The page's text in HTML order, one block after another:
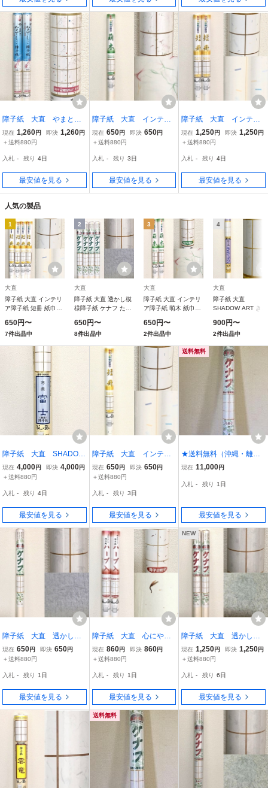
障子紙 大直 やまとな
でしこ障子紙 笹の葉
紙巾94cm×紙長さ3.6m
現在 1,260円 即決 1,260円
＋送料880円
入札 - 残り 4日
最安値を見る
障子紙 大直 インテリ
ア障子紙 萌木 紙巾94c
m×紙長さ3.6m 障子2枚
現在 650円 即決 650円
＋送料880円
入札 - 残り 3日
最安値を見る
障子紙 大直 インテリ
ア障子紙 短冊 紙巾94c
m×紙長さ3.6m 障子2枚
現在 1,250円 即決 1,250円
＋送料880円
入札 - 残り 4日
最安値を見る
人気の製品
1
大直
障子紙 大直 インテリ
ア障子紙 短冊 紙巾
子2枚分
650円〜
7件出品中
2
大直
障子紙 大直 透かし模
様障子紙 ケナフ たけ
3.6m 障子2枚分
650円〜
8件出品中
3
大直
障子紙 大直 インテリ
ア障子紙 萌木 紙巾
子2枚分
650円〜
2件出品中
4
大直
障子紙 大直
SHADOW ART きき
さ8m 障子4枚分
900円〜
2件出品中
障子紙 大直 SHADOW
ART 寒漉 富士 無
地 紙巾94cm×紙長さ30
現在 4,000円 即決 4,000円
＋送料880円
入札 - 残り 4日
最安値を見る
障子紙 大直 インテリ
ア障子紙 短冊 紙巾94c
m×紙長さ3.6m 障子2枚
現在 650円 即決 650円
＋送料880円
入札 - 残り 3日
最安値を見る
送料無料
★送料無料（沖縄・離島
を除く）★障子紙★ケナ
★もみじ★（2枚分/本）
強さ３倍！植物資源
現在 11,000円
入札 - 残り 1日
最安値を見る
障子紙 大直 透かし模
様障子紙 ケナフ た
け 紙巾94cm×紙長さ3.6
現在 650円 即決 650円
＋送料880円
入札 - 残り 1日
最安値を見る
障子紙 大直 心にやさ
しい障子紙ハーブ入り
サフラワー 紙巾94cm×
分 2本セット
現在 860円 即決 860円
＋送料880円
入札 - 残り 1日
最安値を見る
NEW
障子紙 大直 透かし模
様障子紙 ケナフ もみ
じ 紙巾94cm×紙長さ3.6
ト
現在 1,250円 即決 1,250円
＋送料880円
入札 - 残り 6日
最安値を見る
送料無料